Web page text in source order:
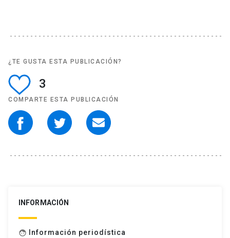
¿TE GUSTA ESTA PUBLICACIÓN?
3
COMPARTE ESTA PUBLICACIÓN
INFORMACIÓN
face Información periodística